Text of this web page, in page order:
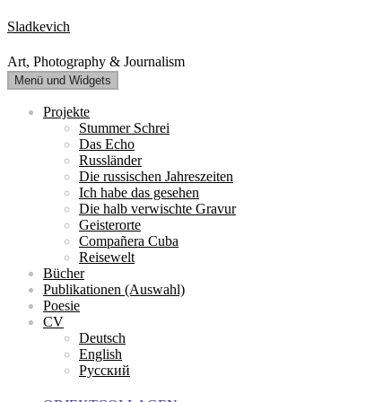
Zum
Inhalt
springen
Sladkevich
Art, Photography & Journalism
Menü und Widgets
Projekte
Stummer Schrei
Das Echo
Russländer
Die russischen Jahreszeiten
Ich habe das gesehen
Die halb verwischte Gravur
Geisterorte
Compañera Cuba
Reisewelt
Bücher
Publikationen (Auswahl)
Poesie
CV
Deutsch
English
Русский